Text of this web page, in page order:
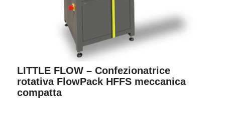
LITTLE FLOW – Confezionatrice
rotativa FlowPack HFFS meccanica
compatta